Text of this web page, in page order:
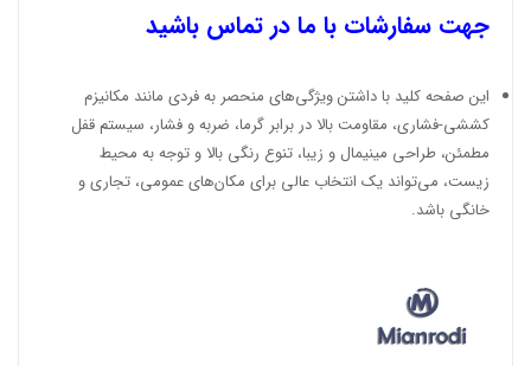
جهت سفارشات با ما در تماس باشید
این صفحه کلید با داشتن ویژگی‌های منحصر به فردی مانند مکانیزم
کششی-فشاری، مقاومت بالا در برابر گرما، ضربه و فشار، سیستم قفل
مطمئن، طراحی مینیمال و زیبا، تنوع رنگی بالا و توجه به محیط
زیست، می‌تواند یک انتخاب عالی برای مکان‌های عمومی، تجاری و
خانگی باشد.